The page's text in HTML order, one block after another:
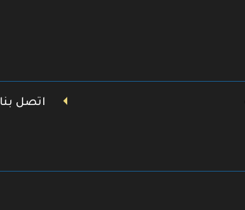
اتصل بنا